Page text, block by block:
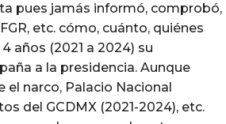
pues jamás informó, comprobó,
etc. cómo, cuánto, quiénes
años (2021 a 2024) su
a la presidencia. Aunque
narco, Palacio Nacional
del GCDMX (2021-2024), etc.